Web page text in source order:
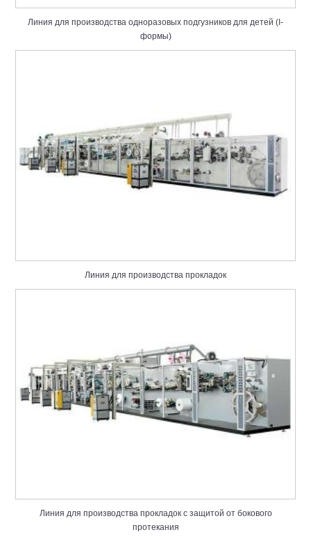
Линия для производства одноразовых подгузников для детей (I-
формы)
Линия для производства прокладок
Линия для производства прокладок с защитой от бокового
протекания